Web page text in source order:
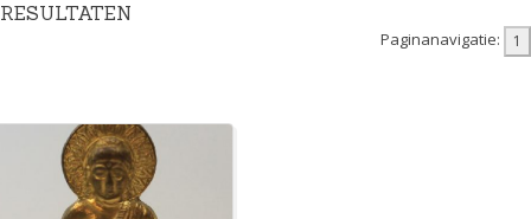
RESULTATEN
Paginanavigatie: